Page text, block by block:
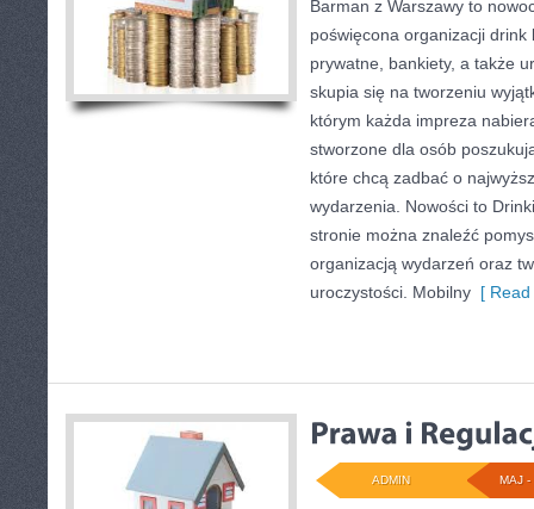
Barman z Warszawy to
poświęcona organizacji
prywatne, bankiety, a także
skupia się na tworzeniu
którym każda impreza
stworzone dla osób
które chcą zadbać o
wydarzenia. Nowości to
stronie można znaleźć
organizacją wydarzeń oraz
uroczystości. Mobilny [
MAJ -
ADMIN